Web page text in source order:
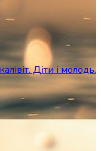
Діти і молодь.